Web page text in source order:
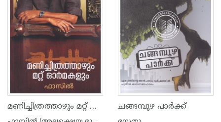
മണിച്ചിത്രത്താഴും മറ്റ് ഓര്‍മകളും ചങ്ങമ്പുഴ പാര്‍ക്ക്